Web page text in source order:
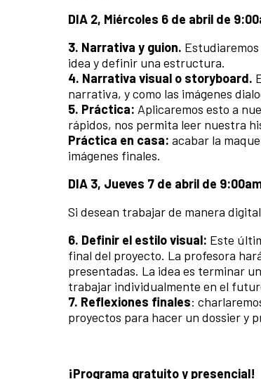
DIA 2, Miércoles 6 de abril de
3. Narrativa y guion.
idea y definir una estructura.
4. Narrativa visual o storyboard.
narrativa, y como las imágenes
5. Práctica: Aplicaremos esto a
rápidos, nos permita leer nuestra
Práctica en casa: acabar la
imágenes finales.
DIA 3, Jueves 7 de abril de
Si desean trabajar de manera
6. Definir el estilo visual: Este
final del proyecto. La profesora
presentadas. La idea es terminar
trabajar individualmente en el
7. Reflexiones finales:
proyectos para hacer un dossier y
¡Programa gratuito y presencial!